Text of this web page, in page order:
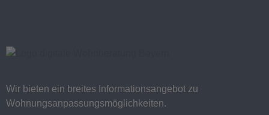
Wir bieten ein breites Informationsangebot zu
Wohnungsanpassungsmöglichkeiten.